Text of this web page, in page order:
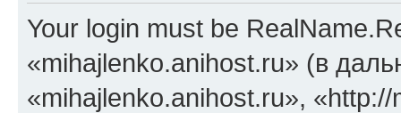
Your login must be
«mihajlenko.anihost.ru» (в
«mihajlenko.anihost.ru»,